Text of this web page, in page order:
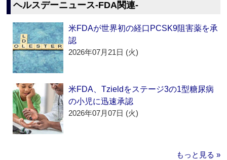
ヘルスデーニュース‐FDA関連‐
米FDAが世界初の経口PCSK9阻害薬を承
認
2026年07月21日 (火)
米FDA、Tzieldをステージ3の1型糖尿病
の小児に迅速承認
2026年07月07日 (火)
もっと見る »